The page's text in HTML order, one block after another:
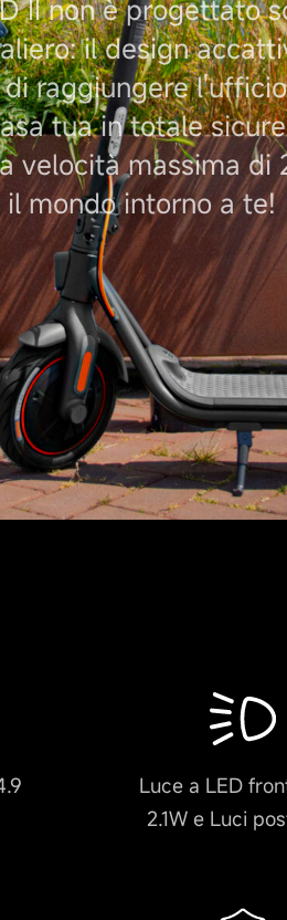
II non è progettato
il design
raggiungere
tua in totale
velocità massima di
il mondo intorno a te!
Luce a LED
2.1W e Luci